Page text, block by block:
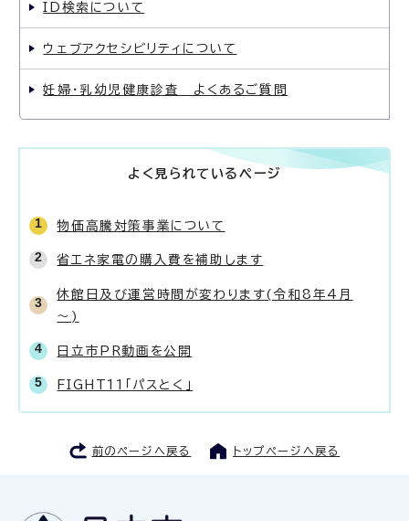
ID検索について
ウェブアクセシビリティについて
妊婦・乳幼児健康診査 よくあるご質問
よく見られているページ
物価高騰対策事業について
省エネ家電の購入費を補助します
休館日及び運営時間が変わります(令和8年4月
～)
日立市PR動画を公開
FIGHT11「パスとく」
前のページへ戻る トップページへ戻る